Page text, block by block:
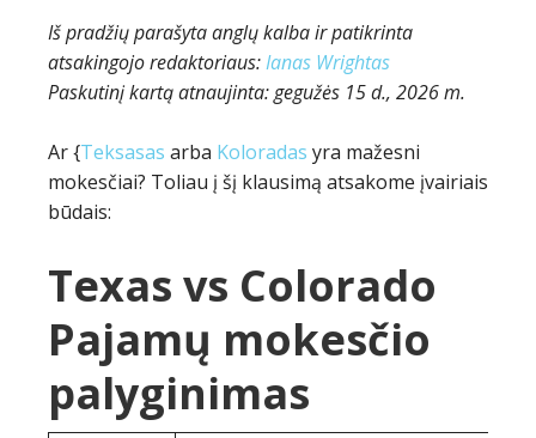
Iš pradžių parašyta anglų kalba ir patikrinta
atsakingojo redaktoriaus:Ianas Wrightas
Paskutinį kartą atnaujinta:gegužės 15 d., 2026 m.
Ar {Teksasas arba Koloradas yra mažesni
mokesčiai? Toliau į šį klausimą atsakome įvairiais
būdais:
Texas vs Colorado
Pajamų mokesčio
palyginimas